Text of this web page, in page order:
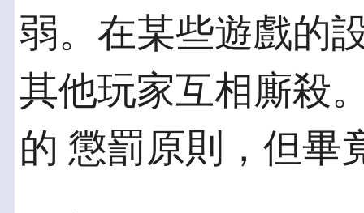
弱。在某些遊戲的
其他玩家互相廝殺
的 懲罰原則，但畢